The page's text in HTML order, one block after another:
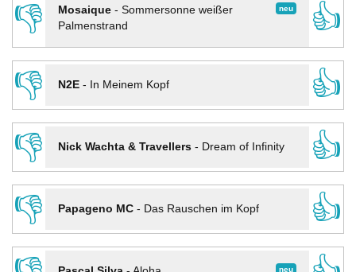
👎
neu
Mosaique- Sommersonne weißer
Palmenstrand
👍
👎
N2E- In Meinem Kopf
👍
👎
Nick Wachta & Travellers- Dream of Infinity
👍
👎
Papageno MC- Das Rauschen im Kopf
👍
neu